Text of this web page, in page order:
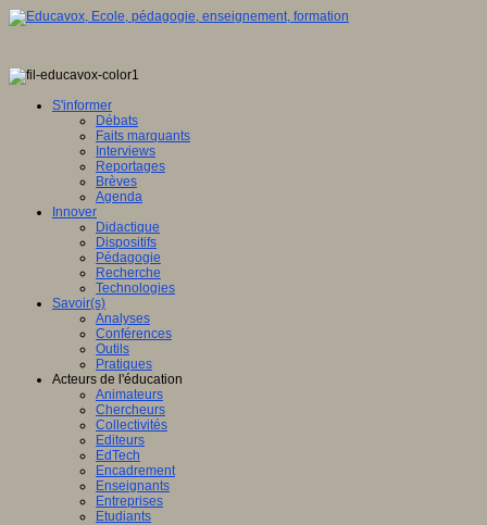
S'informer
Débats
Faits marquants
Interviews
Reportages
Brèves
Agenda
Innover
Didactique
Dispositifs
Pédagogie
Recherche
Technologies
Savoir(s)
Analyses
Conférences
Outils
Pratiques
Acteurs de l'éducation
Animateurs
Chercheurs
Collectivités
Editeurs
EdTech
Encadrement
Enseignants
Entreprises
Etudiants